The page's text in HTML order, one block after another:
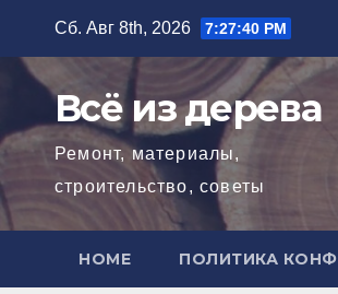
содержимому
Сб. Авг 8th, 2026 7:27:42 PM
Всё из дерева
Ремонт, материалы,
строительство, советы
HOME ПОЛИТИКА